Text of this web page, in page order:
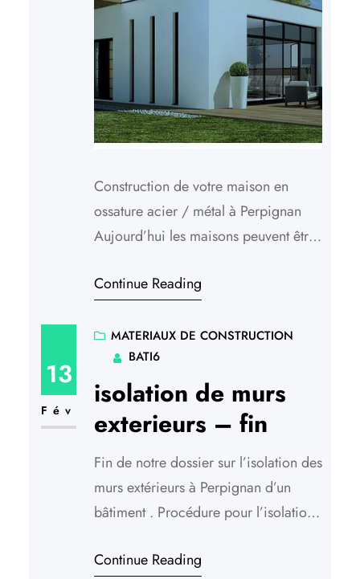
Construction de votre maison en
ossature acier / métal à Perpignan
Aujourd’hui les maisons peuvent être
beaucoup plus résistant aux éléments
et autres lieux de stockage tels que les
hangars, le stockage des véhicules de
plaisance et des bateaux sont des
bâtiments courants…
Continue Reading
13
Fév
MATERIAUX DE CONSTRUCTION
BATI6
isolation de murs
exterieurs – fin
Fin de notre dossier sur l’isolation des
murs extérieurs à Perpignan d’un
bâtiment . Procédure pour l’isolation
le plaquiste va couper les plaques à
Continue Reading